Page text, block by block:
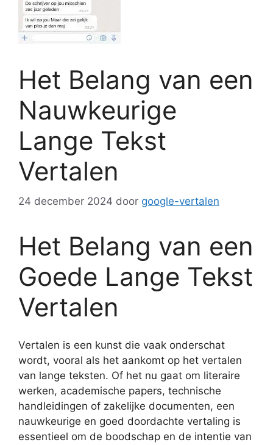
Het Belang van een
Nauwkeurige
Lange Tekst
Vertalen
24 december 2024 door google-vertalen
Het Belang van een
Goede Lange Tekst
Vertalen
Vertalen is een kunst die vaak onderschat
wordt, vooral als het aankomt op het vertalen
van lange teksten. Of het nu gaat om literaire
werken, academische papers, technische
handleidingen of zakelijke documenten, een
nauwkeurige en goed doordachte vertaling is
essentieel om de boodschap en de intentie van